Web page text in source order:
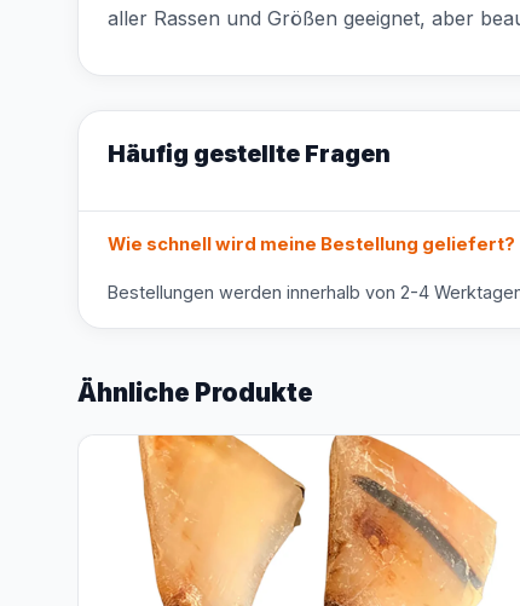
aller Rassen und Größen geeignet, aber
Häufig gestellte Fragen
Wie schnell wird meine Bestellung geliefert?
Bestellungen werden innerhalb von 2-4
Ähnliche Produkte